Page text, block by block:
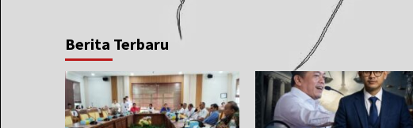
Berita Terbaru